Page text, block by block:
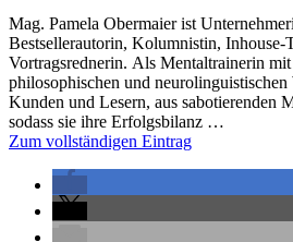
Mag. Pamela Obermaier ist
Bestsellerautorin, Kolumnistin, Inhouse-
Vortragsrednerin. Als Mentaltrainerin
philosophischen und
Kunden und Lesern, aus sabotierenden
sodass sie ihre Erfolgsbilanz …
Zum vollständigen Eintrag